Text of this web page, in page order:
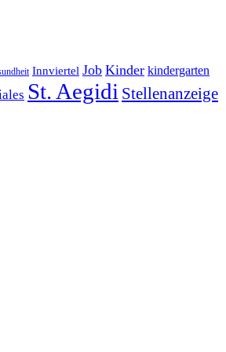
Innviertel Job Kinder kindergarten
St. Aegidi Stellenanzeige